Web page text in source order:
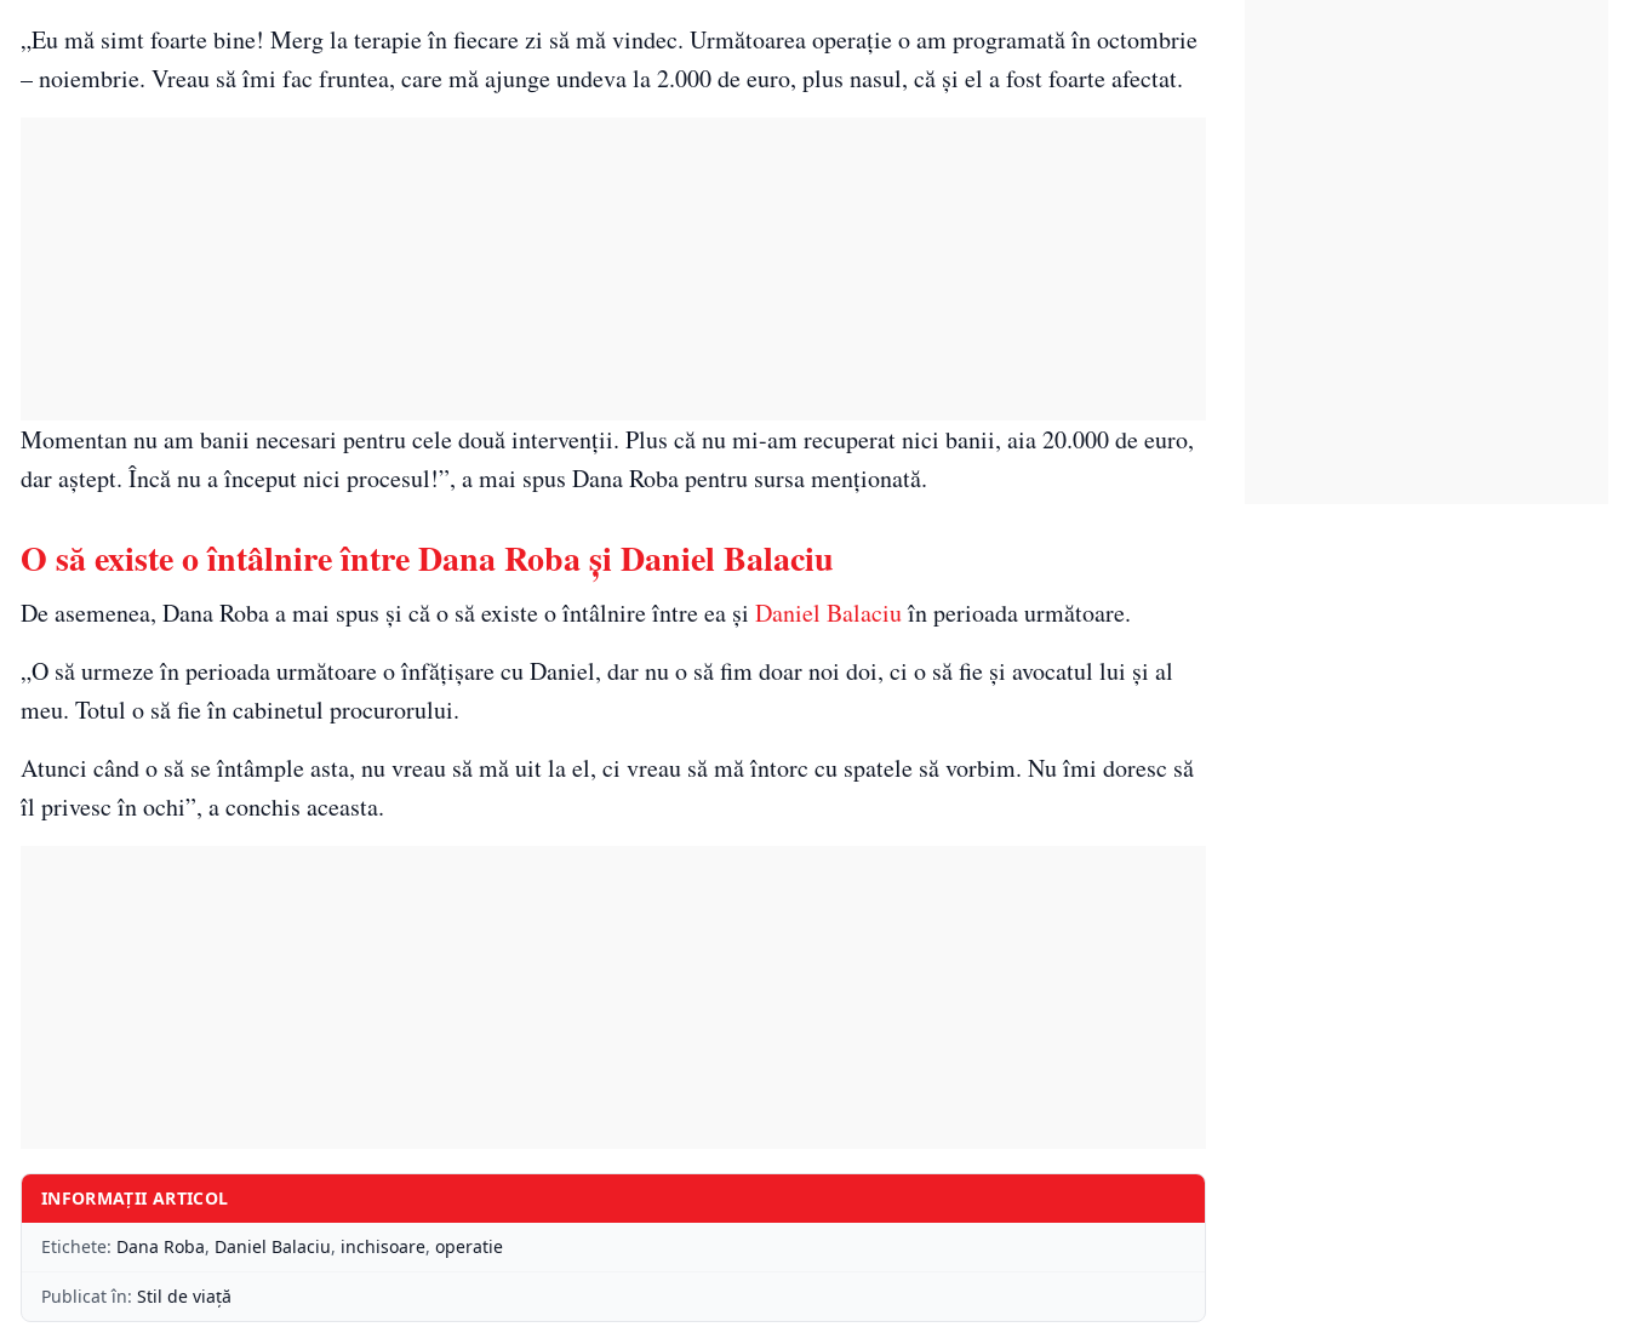
„Eu mă simt foarte bine! Merg la terapie în fiecare zi să mă vindec. Următoarea operație o am programată în octombrie
– noiembrie. Vreau să îmi fac fruntea, care mă ajunge undeva la 2.000 de euro, plus nasul, că și el a fost foarte afectat.
Momentan nu am banii necesari pentru cele două intervenții. Plus că nu mi-am recuperat nici banii, aia 20.000 de euro,
dar aștept. Încă nu a început nici procesul!”, a mai spus Dana Roba pentru sursa menționată.
O să existe o întâlnire între Dana Roba și Daniel Balaciu
De asemenea, Dana Roba a mai spus și că o să existe o întâlnire între ea și Daniel Balaciuîn perioada următoare.
„O să urmeze în perioada următoare o înfățișare cu Daniel, dar nu o să fim doar noi doi, ci o să fie și avocatul lui și al
meu. Totul o să fie în cabinetul procurorului.
Atunci când o să se întâmple asta, nu vreau să mă uit la el, ci vreau să mă întorc cu spatele să vorbim. Nu îmi doresc să
îl privesc în ochi”, a conchis aceasta.
INFORMAȚII ARTICOL
Etichete: Dana Roba, Daniel Balaciu, inchisoare, operatie
Publicat în: Stil de viață